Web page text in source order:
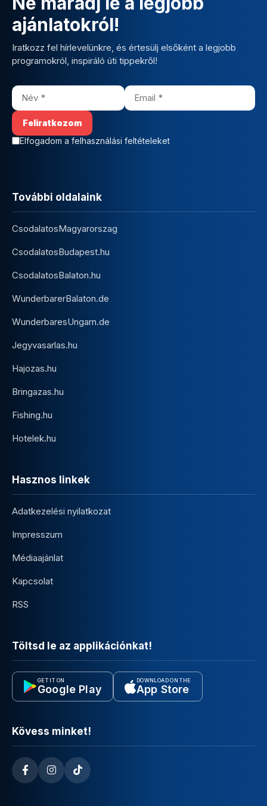
ajánlatokról!
Iratkozz fel hírlevelünkre, és értesülj elsőként a legjobb
programokról, inspiráló úti tippekről!
Elfogadom a felhasználási feltételeket
További oldalaink
CsodalatosMagyarorszag
CsodalatosBudapest.hu
CsodalatosBalaton.hu
WunderbarerBalaton.de
WunderbaresUngarn.de
Jegyvasarlas.hu
Hajozas.hu
Bringazas.hu
Fishing.hu
Hotelek.hu
Hasznos linkek
Adatkezelési nyilatkozat
Impresszum
Médiaajánlat
Kapcsolat
RSS
Töltsd le az applikációnkat!
GET IT ON
Google Play
DOWNLOAD ON THE
App Store
Kövess minket!